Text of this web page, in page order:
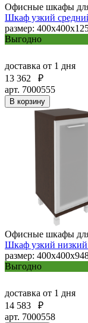
Офисные шкафы
Шкаф узкий
размер:
Выгодно
доставка от 1 дня
13 362
₽
арт. 7000555
В корзину
Офисные шкафы
Шкаф узкий низкий
размер:
Выгодно
доставка от 1 дня
14 583
₽
арт. 7000558